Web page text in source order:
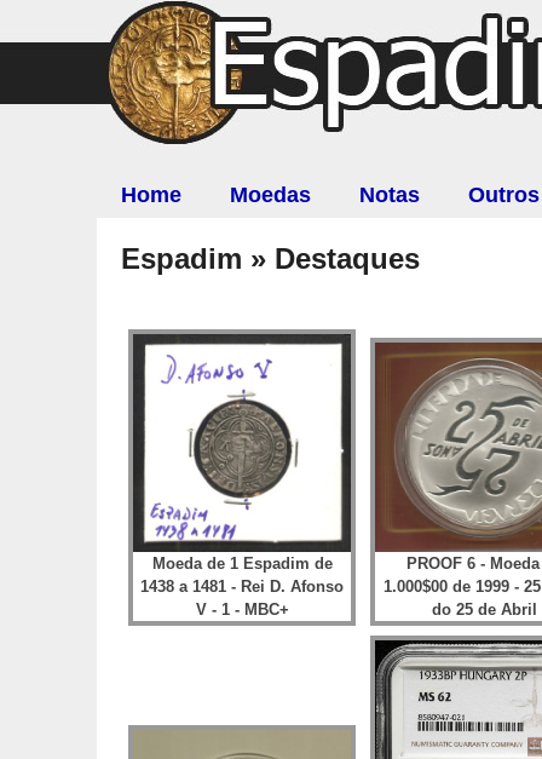
Home Moedas Notas Outros
Espadim » Destaques
Moeda de 1 Espadim de
1438 a 1481 - Rei D. Afonso
V - 1 - MBC+
PROOF 6 -
1.000$00 de 1999 -
do 25 de Abril